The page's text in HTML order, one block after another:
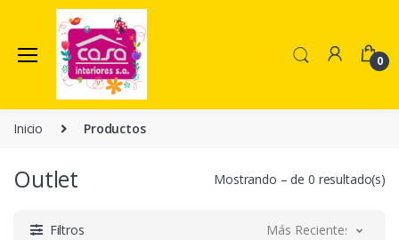
0
Inicio Productos
Outlet Mostrando – de 0 resultado(s)
Filtros Más Recientes